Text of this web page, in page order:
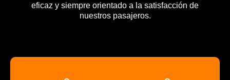
eficaz y siempre orientado a la satisfacción de
nuestros pasajeros.